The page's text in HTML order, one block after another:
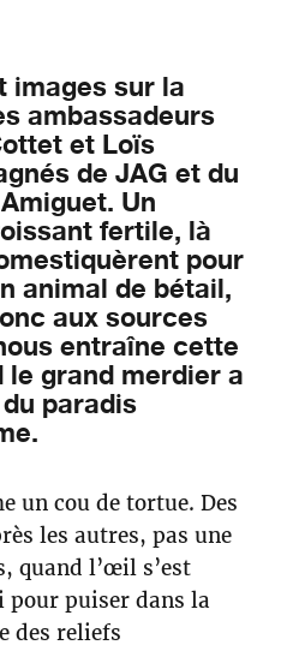
images sur la
ambassadeurs
et Loïs
de JAG et du
Un
fertile, là
pour
animal de bétail,
aux sources
entraîne cette
le grand merdier a
paradis
un cou de tortue. Des
les autres, pas une
quand l’œil s’est
puiser dans la
des reliefs